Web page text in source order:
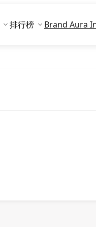
排行榜 Brand Aura